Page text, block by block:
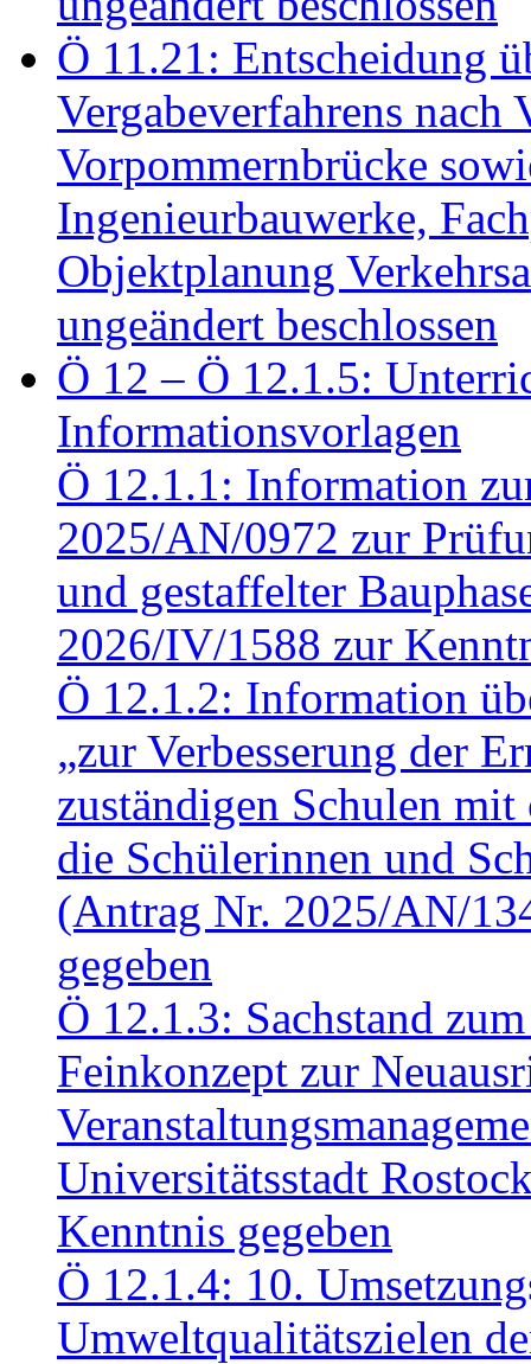
Ö 11.21: Entscheidung
Vergabeverfahrens
Vorpommernbrücke
Ingenieurbauwerke,
Objektplanung
ungeändert beschlossen
Ö 12 – Ö 12.1.5:
Informationsvorlagen
Ö 12.1.1: Information
2025/AN/0972 zur
und gestaffelter
2026/IV/1588 zur
Ö 12.1.2: Information
„zur Verbesserung der
zuständigen Schulen
die Schülerinnen und
(Antrag Nr. 2025/AN/
gegeben
Ö 12.1.3: Sachstand
Feinkonzept zur
Universitätsstadt
Kenntnis gegeben
Ö 12.1.4: 10.
Umweltqualitätszielen